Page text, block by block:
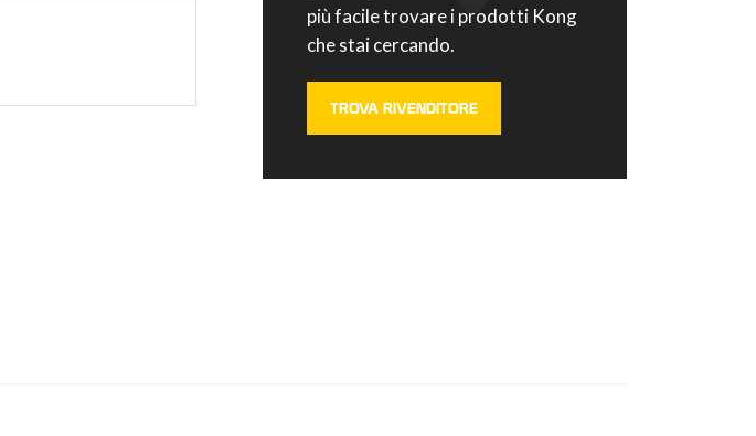
più facile trovare i prodotti Kong
che stai cercando.
TROVA RIVENDITORE